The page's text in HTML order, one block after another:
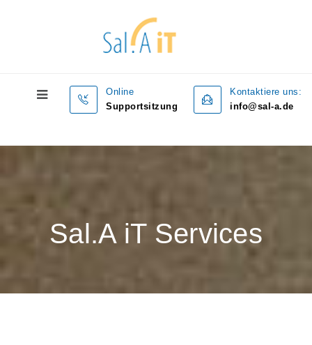
Online
Supportsitzung
Kontaktiere uns:
info@sal-a.de
Sal.A iT Services